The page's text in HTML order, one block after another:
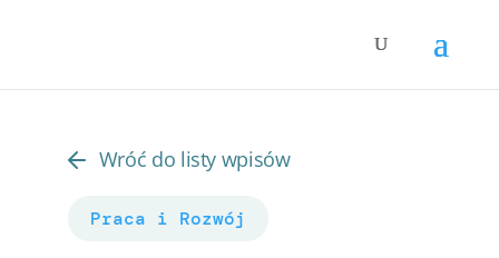
Wróć do listy wpisów
Praca i Rozwój